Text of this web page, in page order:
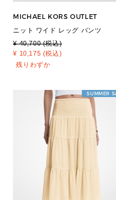
MICHAEL KORS OUTLET
ニット ワイド レッグ パンツ
¥ 40,700 (税込)
¥ 10,175 (税込)
残りわずか
SUMMER